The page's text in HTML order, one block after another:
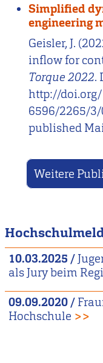
Simplified
engineering
Geisler, J.
inflow for
Torque 2022.
http://
6596/2265/
published
Weitere
10.03.2025 /
als Jury beim
09.09.2020 /
Hochschule >>